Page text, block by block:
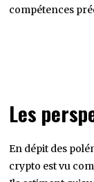
compétences
Les
En dépit des
crypto est vu